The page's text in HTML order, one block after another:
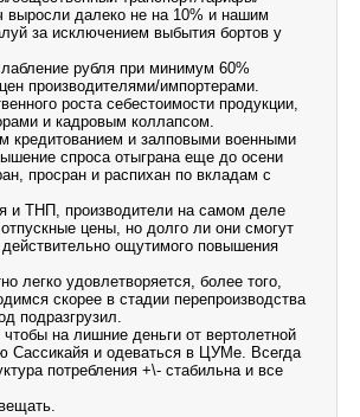
выросли далеко не на 10% и нашим
за исключением выбытия бортов у
рубля при минимум 60%
производителями/импортерами.
роста себестоимости продукции,
и кадровым коллапсом.
кредитованием и залповыми военными
спроса отыграна еще до осени
просран и распихан по вкладам с
и ТНП, производители на самом деле
цены, но долго ли они смогут
ощутимого повышения
легко удовлетворяется, более того,
скорее в стадии перепроизводства
подразгрузил.
на лишние деньги от вертолетной
Сассикайя и одеваться в ЦУМе. Всегда
потребления +\- стабильна и все